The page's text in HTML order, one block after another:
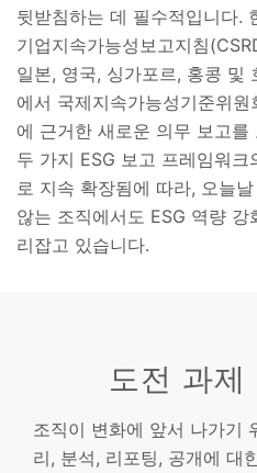
뒷받침하는 데 필수적입니다.
기업지속가능성보고지침
일본, 영국, 싱가포르, 홍콩 및
에서 국제지속가능성기준위
에 근거한 새로운 의무 보고
두 가지 ESG 보고 프레임워
로 지속 확장됨에 따라, 오늘
않는 조직에서도 ESG 역량
리잡고 있습니다.
도전 과제
조직이 변화에 앞서 나가기
리, 분석, 리포팅, 공개에 대